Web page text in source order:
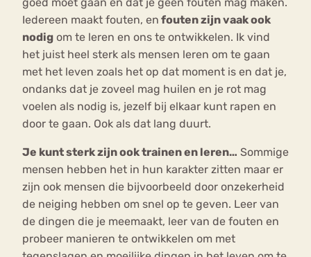
goed moet gaan en dat je geen fouten mag maken.
Iedereen maakt fouten, en fouten zijn vaak ook
nodig om te leren en ons te ontwikkelen. Ik vind
het juist heel sterk als mensen leren om te gaan
met het leven zoals het op dat moment is en dat je,
ondanks dat je zoveel mag huilen en je rot mag
voelen als nodig is, jezelf bij elkaar kunt rapen en
door te gaan. Ook als dat lang duurt.
Je kunt sterk zijn ook trainen en leren… Sommige
mensen hebben het in hun karakter zitten maar er
zijn ook mensen die bijvoorbeeld door onzekerheid
de neiging hebben om snel op te geven. Leer van
de dingen die je meemaakt, leer van de fouten en
probeer manieren te ontwikkelen om met